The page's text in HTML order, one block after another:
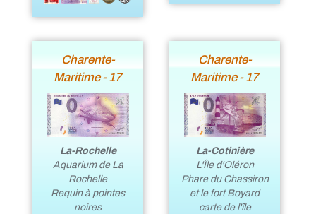
Charente-
Maritime - 17
La-Rochelle
Aquarium de La
Rochelle
Requin à pointes
noires
Charente-
Maritime - 17
La-Cotinière
L'Île d'Oléron
Phare du Chassiron
et le fort Boyard
carte de l'île